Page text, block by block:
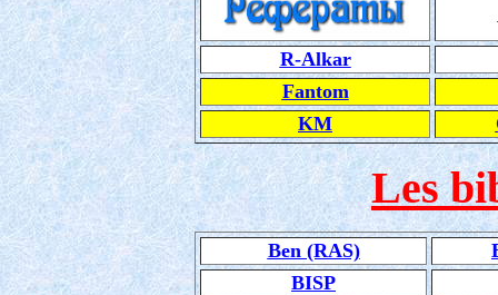
R-Alkar
Fantom
KM
Les
Ben (RAS)
BISP